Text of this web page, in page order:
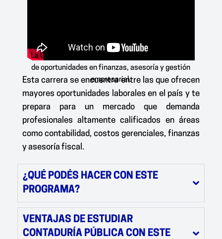
La Contaduría Pública te abre puertas a un mundo
de oportunidades en finanzas, asesoría y gestión
empresarial.
Esta carrera se encuentra entre las que ofrecen
mayores oportunidades laborales en el país y te
prepara para un mercado que demanda
profesionales altamente calificados en áreas
como contabilidad, costos gerenciales, finanzas
y asesoría fiscal.
¿QUÉ PODÉS HACER CON ESTE
PROGRAMA?
VENTAJAS DE ESTUDIAR
CONTADURÍA PÚBLICA CON ESTE